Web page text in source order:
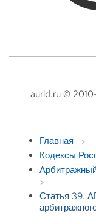
aurid.ru ©
Главная
Кодексы
Статья 39.